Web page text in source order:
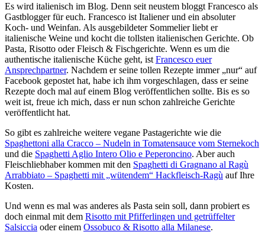
Es wird italienisch im Blog. Denn seit neustem bloggt Francesco als
Gastblogger für euch. Francesco ist Italiener und ein absoluter
Koch- und Weinfan. Als ausgebildeter Sommelier liebt er
italienische Weine und kocht die tollsten italienischen Gerichte. Ob
Pasta, Risotto oder Fleisch & Fischgerichte. Wenn es um die
authentische italienische Küche geht, ist Francesco euer
Ansprechpartner. Nachdem er seine tollen Rezepte immer „nur“ auf
Facebook gepostet hat, habe ich ihm vorgeschlagen, dass er seine
Rezepte doch mal auf einem Blog veröffentlichen sollte. Bis es so
weit ist, freue ich mich, dass er nun schon zahlreiche Gerichte
veröffentlicht hat.
So gibt es zahlreiche weitere vegane Pastagerichte wie die
Spaghettoni alla Cracco – Nudeln in Tomatensauce vom Sternekoch
und die Spaghetti Aglio Intero Olio e Peperoncino. Aber auch
Fleischliebhaber kommen mit den Spaghetti di Gragnano al Ragù
Arrabbiato – Spaghetti mit „wütendem“ Hackfleisch-Ragù auf Ihre
Kosten.
Und wenn es mal was anderes als Pasta sein soll, dann probiert es
doch einmal mit dem Risotto mit Pfifferlingen und getrüffelter
Salsiccia oder einem Ossobuco & Risotto alla Milanese.